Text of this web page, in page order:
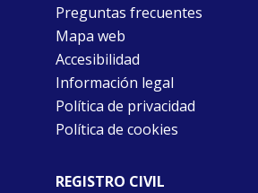
Preguntas frecuentes
Mapa web
Accesibilidad
Información legal
Política de privacidad
Política de cookies
REGISTRO CIVIL